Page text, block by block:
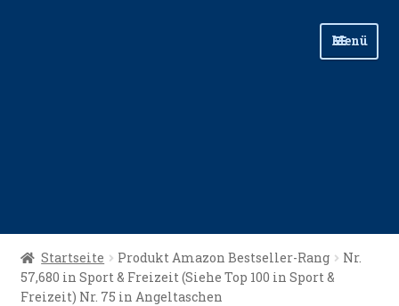
Menü
Start
Angellinks
Startseite Produkt Amazon Bestseller-Rang
Nr.
57,680 in Sport & Freizeit (Siehe Top 100 in Sport &
Freizeit) Nr. 75 in Angeltaschen